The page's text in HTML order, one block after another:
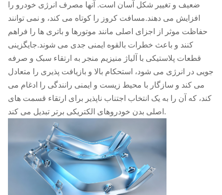
ضعیف و تغییر شکل آسان است. آنها مصرف انرژی خودرو را
افزایش می دهند.مسافت کروز را کوتاه می کند، و نمی توانند
حفاظت موثر از اجزای اصلی مانند موتورها و باتری ها را فراهم
کنند و باعث خطرات بالقوه ایمنی جدی می شوند.جایگزینی
قطعات پلاستیکی با آلیاژ منیزیم منجر به ارتقاء سبک و صرفه
جویی در انرژی می شود، استحکام بالا و بازیافت پذیری را متعادل
می کند و سازگار با محیط زیست و ایمنی رانندگی را ادغام می
کند، که آن را به یک انتخاب اجتناب ناپذیر برای ارتقاء قسمت های
اصلی بدن خودروهای الکتریکی برتر تبدیل می کند.